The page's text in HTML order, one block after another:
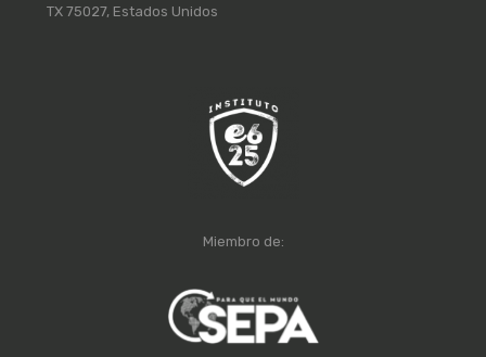
TX 75027, Estados Unidos
Miembro de: